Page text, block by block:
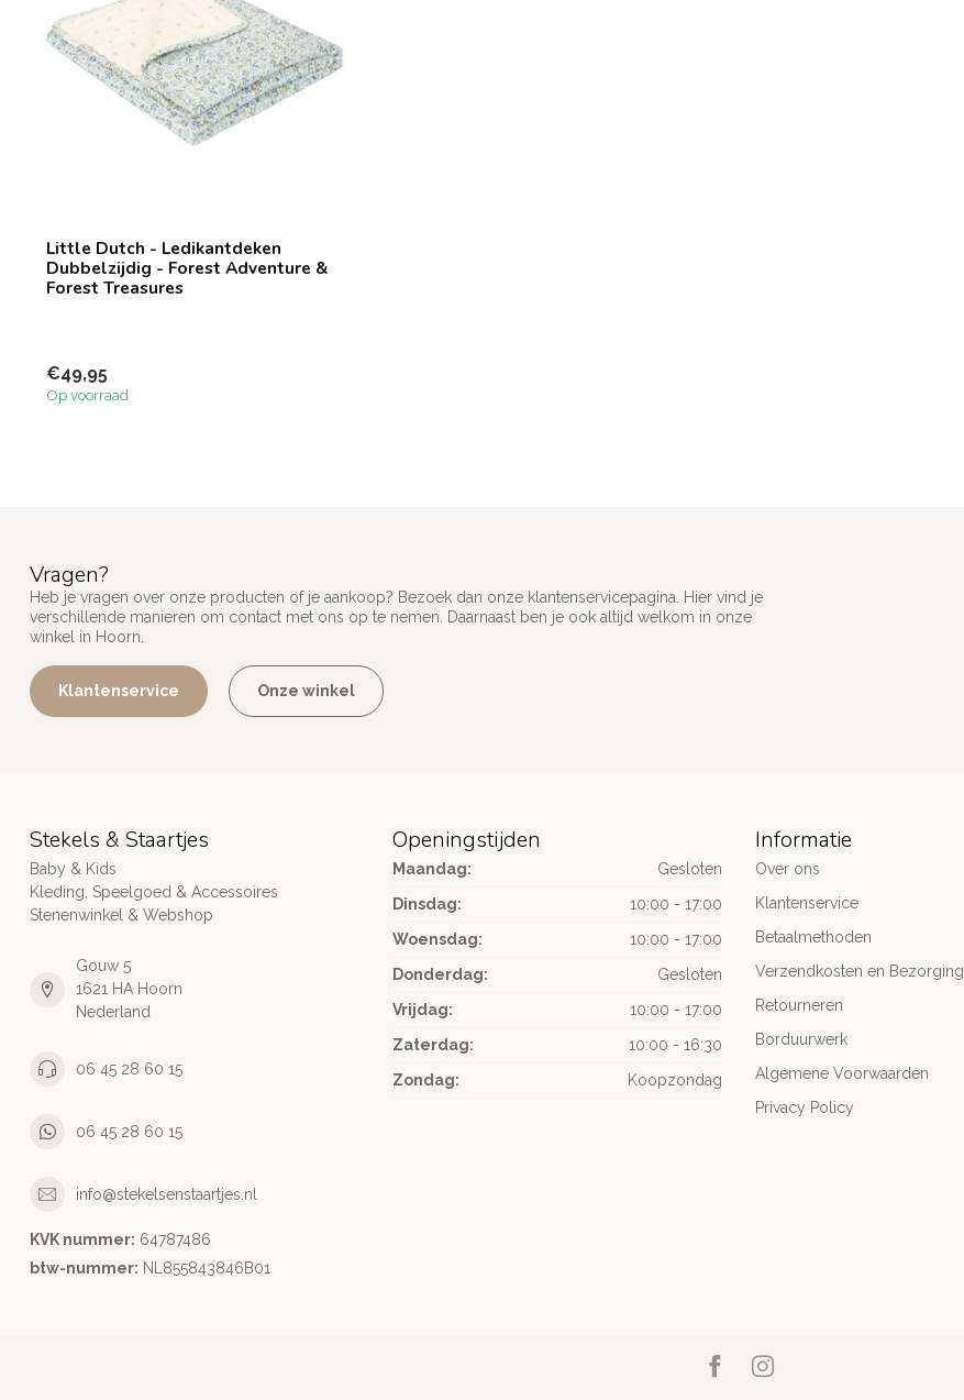
Little Dutch - Ledikantdeken
Dubbelzijdig - Forest Adventure &
Forest Treasures
€49,95
Op voorraad
Vragen?
Heb je vragen over onze producten of je aankoop? Bezoek dan onze klantenservicepagina. Hier vind je
verschillende manieren om contact met ons op te nemen. Daarnaast ben je ook altijd welkom in onze
winkel in Hoorn.
Klantenservice Onze winkel
Stekels & Staartjes
Baby & Kids
Kleding, Speelgoed & Accessoires
Stenenwinkel & Webshop
Gouw 5
1621 HA Hoorn
Nederland
06 45 28 60 15
06 45 28 60 15
info@stekelsenstaartjes.nl
KVK nummer: 64787486
btw-nummer: NL855843846B01
Openingstijden
Maandag:
Gesloten
Dinsdag:
10:00 - 17:00
Woensdag:
10:00 - 17:00
Donderdag:
Gesloten
Vrijdag:
10:00 - 17:00
Zaterdag:
10:00 - 16:30
Zondag:
Koopzondag
Informatie
Over ons
Klantenservice
Betaalmethoden
Verzendkosten en Bezorging
Retourneren
Borduurwerk
Algemene Voorwaarden
Privacy Policy